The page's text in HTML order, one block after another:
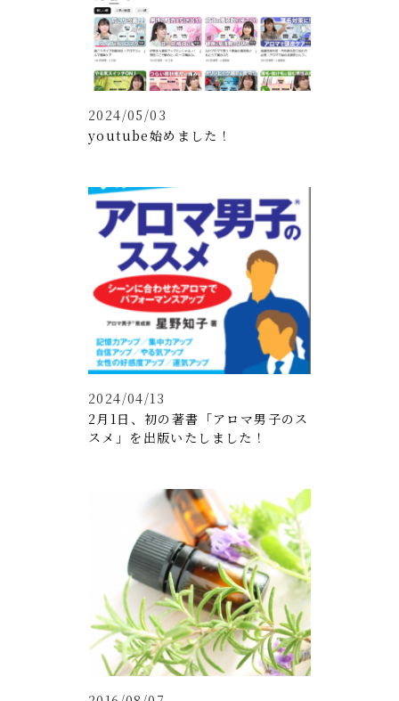
youtube始めました！
2024/05/03
2月1日、初の著書「アロマ男子のス
スメ」を出版いたしました！
2024/04/13